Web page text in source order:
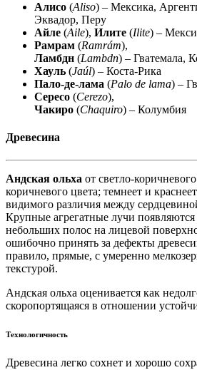
Алисо (Aliso) – Мексика,
Эквадор, Перу
Айле (Aile), Илите (Ilite) –
Рамрам (Ramrám),
Ламбдн (Lambdn) – Гватемала,
Хауль (Jaúl) – Коста-Рика
Пало-де-лама (Palo de lama) –
Сересо (Cerezo),
Чакиро (Chaquiro) – Колумбия
Древесина
Андская ольха от светло-
коричневого цвета; темнеет и
видимого различия между
Крупные агрегатные лучи
небольших полос на лицевой
ошибочно принять за дефекты
правило, прямые, с умеренно
текстурой.
Андская ольха оценивается как
скоропортящаяся в отношении
Технологичность
Древесина легко сохнет и хорошо